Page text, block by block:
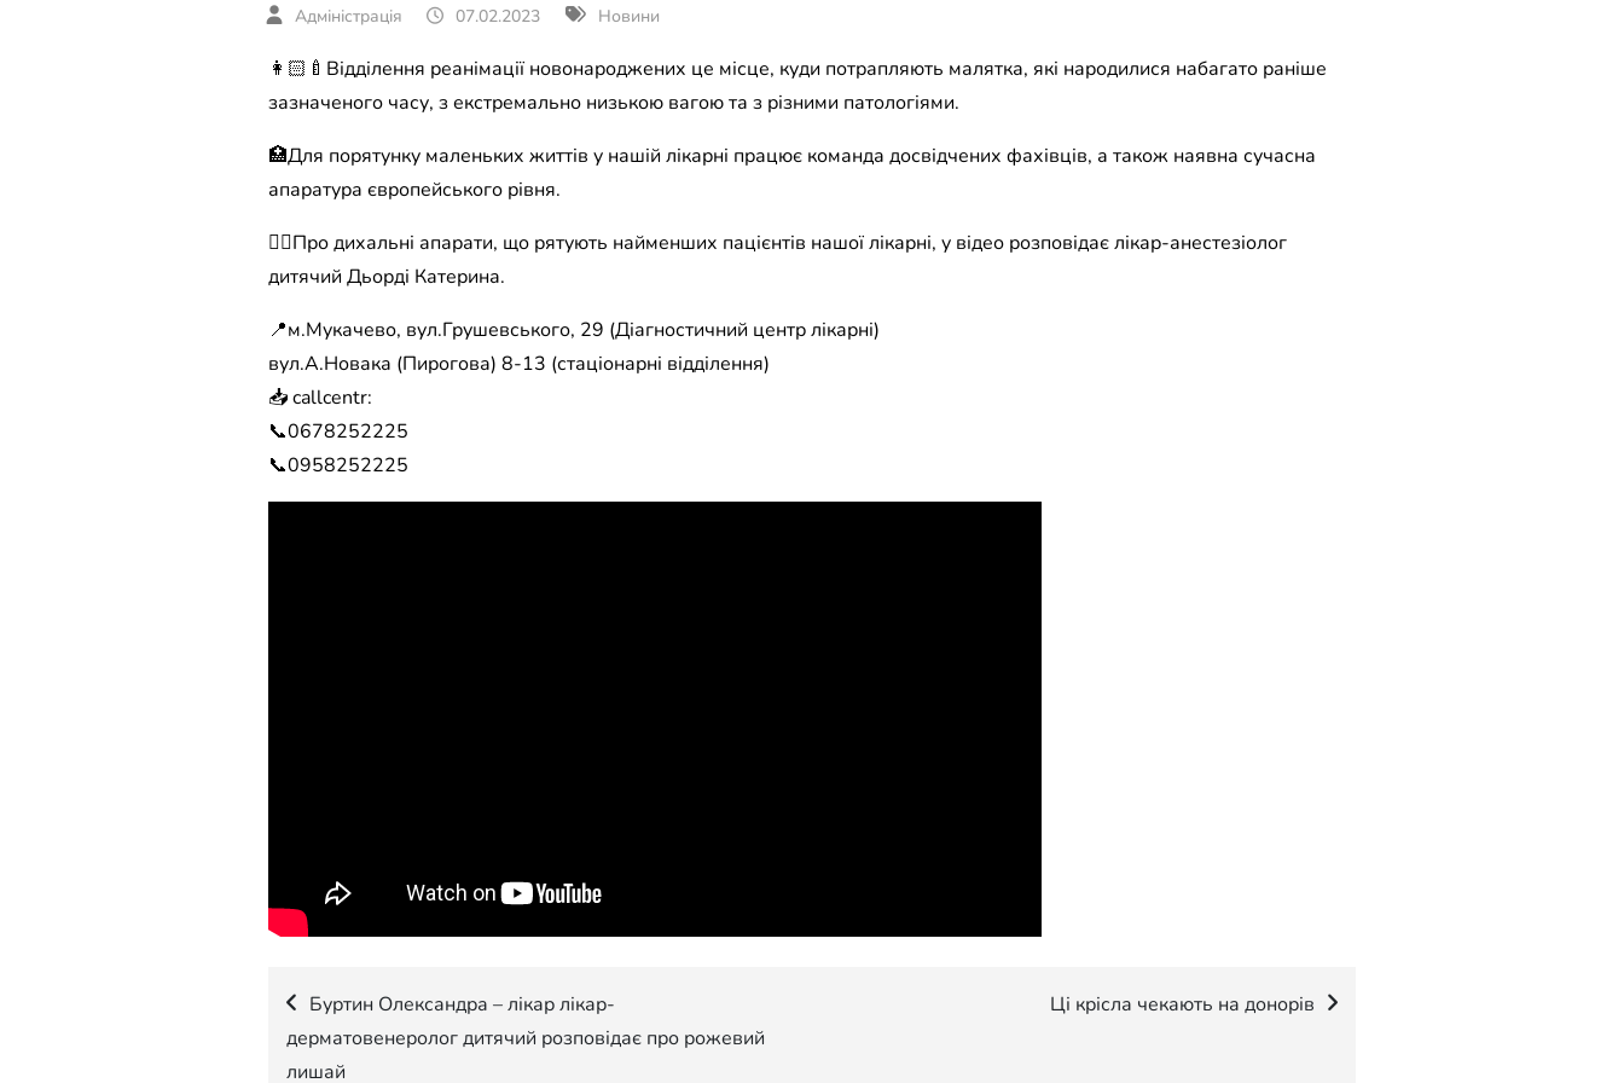
07.02.2023 Новини
👩🏻‍🍼Відділення реанімації новонароджених це місце, куди потрапляють малятка, які народилися набагато раніше
зазначеного часу, з екстремально низькою вагою та з різними патологіями.
🏥Для порятунку маленьких життів у нашій лікарні працює команда досвідчених фахівців, а також наявна сучасна
апаратура європейського рівня.
☝🏻Про дихальні апарати, що рятують найменших пацієнтів нашої лікарні, у відео розповідає лікар-анестезіолог
дитячий Дьорді Катерина.
📍м.Мукачево, вул.Грушевського, 29 (Діагностичний центр лікарні)
вул.А.Новака (Пирогова) 8-13 (стаціонарні відділення)
📥 callcentr:
📞0678252225
📞0958252225
Навігація
Буртин Олександра – лікар лікар-
дерматовенеролог дитячий розповідає про рожевий
лишай
Ці крісла чекають на донорів